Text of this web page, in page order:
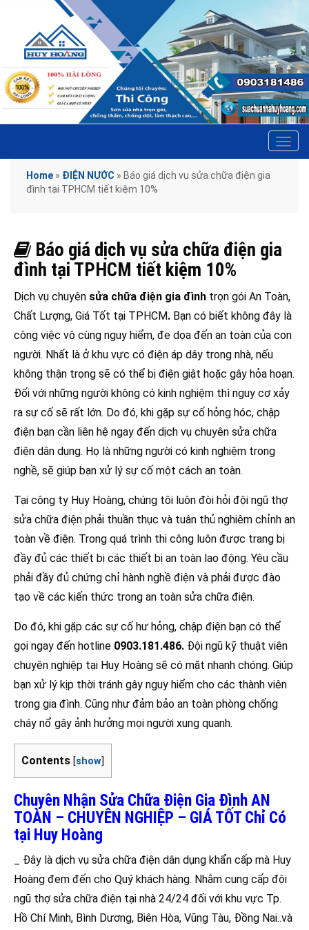
Home » ĐIỆN NƯỚC » Báo giá dịch vụ sửa chữa điện gia
đình tại TPHCM tiết kiệm 10%
Báo giá dịch vụ sửa chữa điện gia
đình tại TPHCM tiết kiệm 10%
Dịch vụ chuyên sửa chữa điện gia đình trọn gói An Toàn,
Chất Lượng, Giá Tốt tại TPHCM. Bạn có biết không đây là
công việc vô cùng nguy hiểm, đe dọa đến an toàn của con
người. Nhất là ở khu vực có điện áp dây trong nhà, nếu
không thận trọng sẽ có thể bị điện giật hoặc gây hỏa hoạn.
Đối với những người không có kinh nghiệm thì nguy cơ xảy
ra sự cố sẽ rất lớn. Do đó, khi gặp sự cố hỏng hóc, chập
điện bạn cần liên hệ ngay đến dịch vụ chuyên sửa chữa
điện dân dụng. Họ là những người có kinh nghiệm trong
nghề, sẽ giúp bạn xử lý sự cố một cách an toàn.
Tại công ty Huy Hoàng, chúng tôi luôn đòi hỏi đội ngũ thợ
sửa chữa điện phải thuần thục và tuân thủ nghiêm chỉnh an
toàn về điện. Trong quá trình thi công luôn được trang bị
đầy đủ các thiết bị các thiết bị an toàn lao động. Yêu cầu
phải đầy đủ chứng chỉ hành nghề điện và phải được đào
tạo về các kiến thức trong an toàn sửa chữa điện.
Do đó, khi gặp các sự cố hư hỏng, chập điện bạn có thể
gọi ngay đến hotline 0903.181.486. Đội ngũ kỹ thuật viên
chuyên nghiệp tại Huy Hoàng sẽ có mặt nhanh chóng. Giúp
bạn xử lý kịp thời tránh gây nguy hiểm cho các thành viên
trong gia đình. Cũng như đảm bảo an toàn phòng chống
cháy nổ gây ảnh hưởng mọi người xung quanh.
Contents [show]
Chuyên Nhận Sửa Chữa Điện Gia Đình AN
TOÀN – CHUYÊN NGHIỆP – GIÁ TỐT Chỉ Có
tại Huy Hoàng
_ Đây là dịch vụ sửa chữa điện dân dụng khẩn cấp mà Huy
Hoàng đem đến cho Quý khách hàng. Nhằm cung cấp đội
ngũ thợ sửa chữa điện tại nhà 24/24 đối với khu vực Tp.
Hồ Chí Minh, Bình Dương, Biên Hòa, Vũng Tàu, Đồng Nai..và